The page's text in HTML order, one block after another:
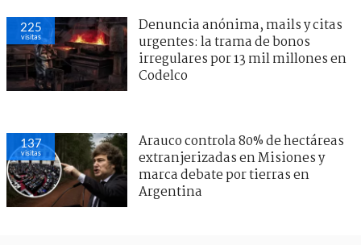
225
visitas
Denuncia anónima, mails y citas
urgentes: la trama de bonos
irregulares por 13 mil millones en
Codelco
137
visitas
Arauco controla 80% de hectáreas
extranjerizadas en Misiones y
marca debate por tierras en
Argentina